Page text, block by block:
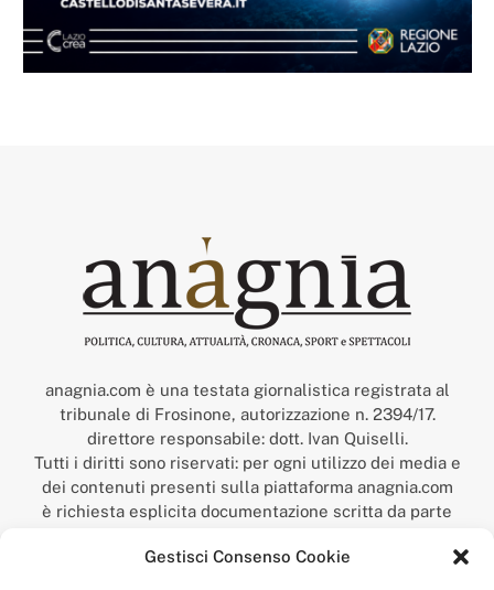
Gestisci Consenso Cookie
anagnia.com è una testata giornalistica registrata al
tribunale di Frosinone, autorizzazione n. 2394/17.
direttore responsabile: dott. Ivan Quiselli.
Tutti i diritti sono riservati: per ogni utilizzo dei media e
dei contenuti presenti sulla piattaforma anagnia.com
è richiesta esplicita documentazione scritta da parte
“Anagnia” è un marchio registrato presso l’Ufficio Italiano